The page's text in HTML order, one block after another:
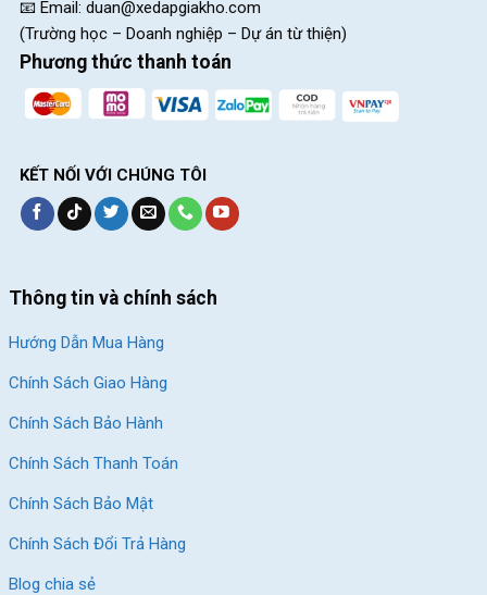
Động cơ mạnh mẽ trênXe Máy Điện Nijia GoGo Plus
Mẫu xe được trang bị khối động cơ 3fa mạnh mẽ, công suất lên
tăng tốc nhanh và mượt hơn khi đi qua những cung đường xấu,
gồ ghề.
Điểm đặt chân rộng rãi giúp người lái dễ dàng điều chỉnh tư
📧 Email: duan@xedapgiakho.com
(Trường học – Doanh nghiệp – Dự án từ thiện)
Phương thức thanh toán
KẾT NỐI VỚI CHÚNG TÔI
Thông tin và chính sách
Hướng Dẫn Mua Hàng
Chính Sách Giao Hàng
Chính Sách Bảo Hành
Chính Sách Thanh Toán
Chính Sách Bảo Mật
Chính Sách Đổi Trả Hàng
Blog chia sẻ